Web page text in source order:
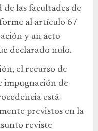
las facultades de
al artículo 67
y un acto
declarado nulo.
el recurso de
impugnación de
está
previstos en la
reviste